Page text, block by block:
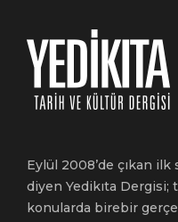
Eylül 2008’de çıkan ilk
diyen Yedikıta Dergisi;
konularda birebir